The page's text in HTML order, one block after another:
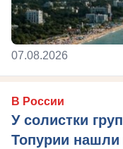
07.08.2026
В России
У солистки
Топурии